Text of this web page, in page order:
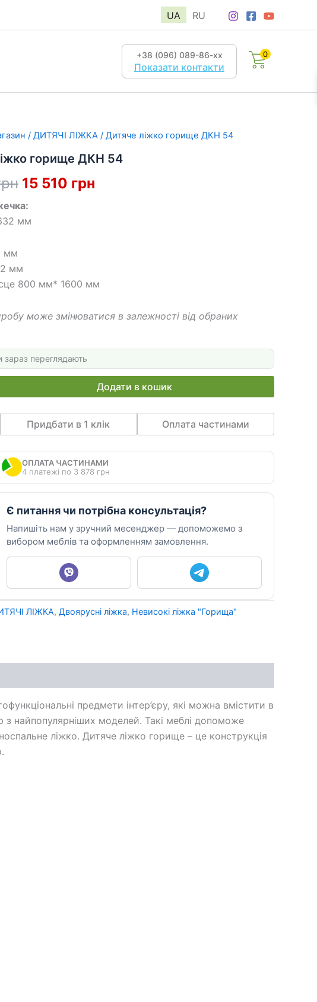
UA RU
+38 (096) 089-86-хх
Показати контакти
0
/ ДИТЯЧІ ЛІЖКА / Дитяче ліжко горище ДКН 54
горище ДКН 54
Оригінальна
ціна:
18
15 510 грн
мм
мм
мм
800 мм* 1600 мм
може змінюватися в залежності від обраних
зараз переглядають
Додати в кошик
Придбати в 1 клік Оплата частинами
ОПЛАТА ЧАСТИНАМИ
4 платежі по 3 878 грн
Є питання чи потрібна консультація?
Напишіть нам у зручний месенджер — допоможемо з
вибором меблів та оформленням замовлення.
ЛІЖКА, Двоярусні ліжка, Невисокі ліжка "Горища"
предмети інтер’єру, які можна вмістити в
найпопулярніших моделей. Такі меблі допоможе
ліжко. Дитяче ліжко горище – це конструкція